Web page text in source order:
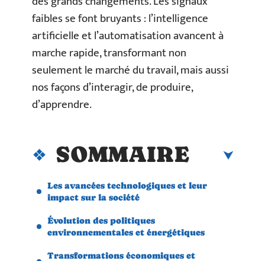
faibles se font bruyants : l’intelligence
artificielle et l’automatisation avancent à
marche rapide, transformant non
seulement le marché du travail, mais aussi
nos façons d’interagir, de produire,
d’apprendre.
SOMMAIRE
Les avancées technologiques et leur
impact sur la société
Évolution des politiques
environnementales et énergétiques
Transformations économiques et